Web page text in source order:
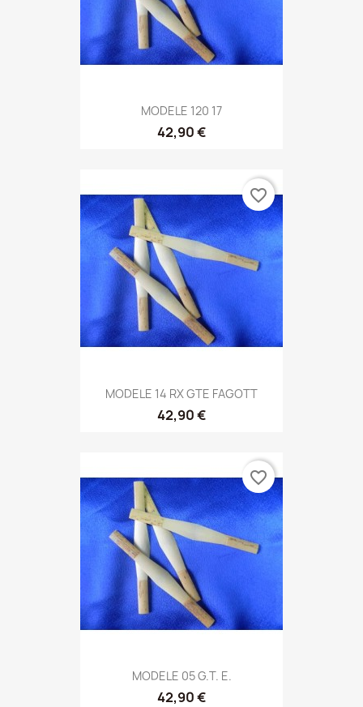
MODELE 120 17
42,90 €
MODELE 14 RX GTE FAGOTT
42,90 €
favorite_border
MODELE 05 G.T. E.
42,90 €
favorite_border